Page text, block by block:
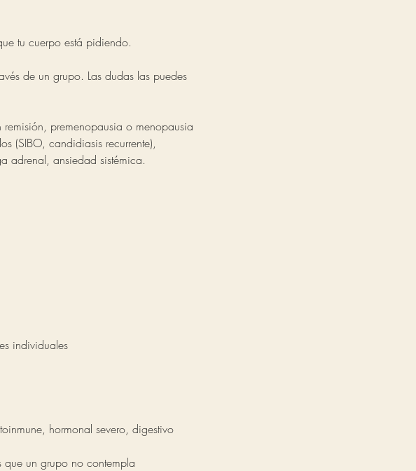
tu cuerpo está pidiendo.
de un grupo. Las dudas las puedes
premenopausia o menopausia
(SIBO, candidiasis recurrente),
adrenal, ansiedad sistémica.
individuales
hormonal severo, digestivo
un grupo no contempla